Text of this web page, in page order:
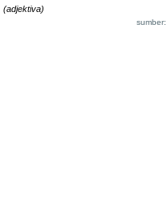
(adjektiva)